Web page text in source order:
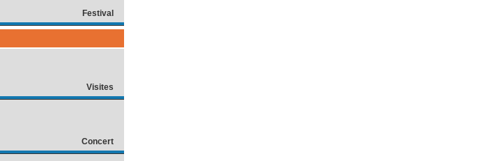
Festival
Visites
Concert